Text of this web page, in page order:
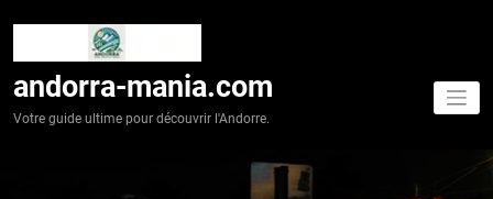
andorra-mania.com
Votre guide ultime pour découvrir l'Andorre.